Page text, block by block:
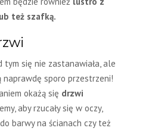
też szafką.
tym się nie zastanawiała, ale
sporo przestrzeni!
okażą się drzwi
aby rzucały się w oczy,
barwy na ścianach czy też